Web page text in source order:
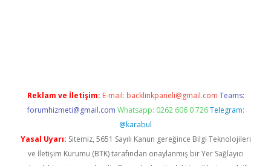
Reklam ve İletişim: E-mail: backlinkpaneli@gmail.com Teams:
forumhizmeti@gmail.com Whatsapp: 0262 606 0 726 Telegram:
@karabul
Yasal Uyarı: Sitemiz, 5651 Sayılı Kanun gereğince Bilgi Teknolojileri
ve İletişim Kurumu (BTK) tarafından onaylanmış bir Yer Sağlayıcı